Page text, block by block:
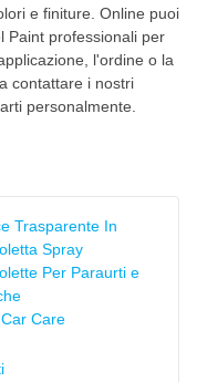
e finiture. Online puoi
Paint professionali per
l'ordine o la
contattare i nostri
personalmente.
Trasparente In
Spray
Per Paraurti e
Care